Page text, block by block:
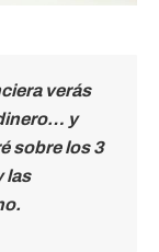
verás
y
sobre los 3
las